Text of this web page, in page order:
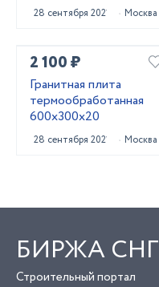
28 сентября 2021 Москва
2 100 ₽
Гранитная плита
термообработанная
600х300х20
28 сентября 2021 Москва
БИРЖА СНГ
Строительный портал